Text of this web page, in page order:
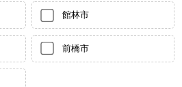
館林市
前橋市